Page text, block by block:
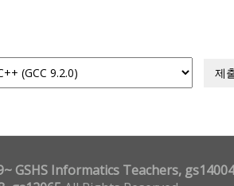
제
GSHS Informatics Teachers,